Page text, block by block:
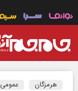
هرمزگان عمومی